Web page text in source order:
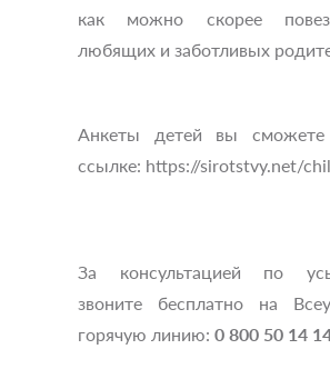
как можно скорее
любящих и заботливых
Анкеты детей вы
ссылке: https://sirotstvy.net/
За консультацией по
звоните бесплатно на
горячую линию: 0 800 50 14